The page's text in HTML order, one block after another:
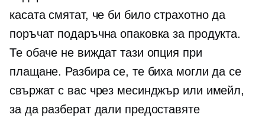
касата смятат, че би било страхотно да
поръчат подаръчна опаковка за продукта.
Те обаче не виждат тази опция при
плащане. Разбира се, те биха могли да се
свържат с вас чрез месинджър или имейл,
за да разберат дали предоставяте